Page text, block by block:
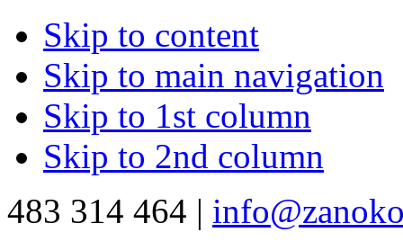
Skip to content
Skip to main navigation
Skip to 1st column
Skip to 2nd column
483 314 464 |